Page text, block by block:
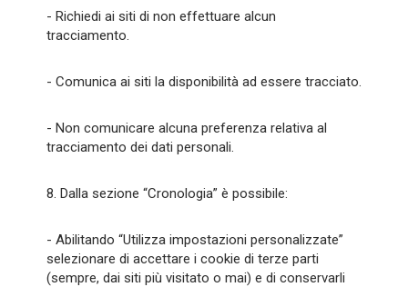
- Richiedi ai siti di non effettuare alcun
tracciamento.
- Comunica ai siti la disponibilità ad essere tracciato.
- Non comunicare alcuna preferenza relativa al
tracciamento dei dati personali.
8. Dalla sezione “Cronologia” è possibile:
- Abilitando “Utilizza impostazioni personalizzate”
selezionare di accettare i cookie di terze parti
(sempre, dai siti più visitato o mai) e di conservarli